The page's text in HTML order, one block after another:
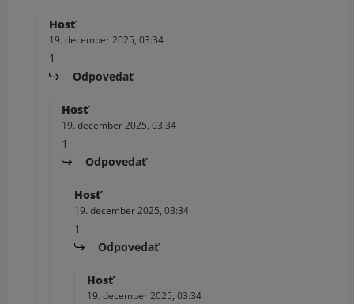
Hosť
19. december 2025, 03:34
1
Odpovedať
Hosť
19. december 2025, 03:34
1
Odpovedať
Hosť
19. december 2025, 03:34
1
Odpovedať
Hosť
19. december 2025, 03:34